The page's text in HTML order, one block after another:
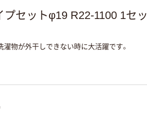
セットφ19 R22-1100 1セッ
濯物が外干しできない時に大活躍です。